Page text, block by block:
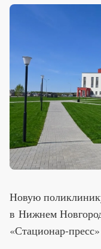
Новую
в Нижнем
«Стационар-